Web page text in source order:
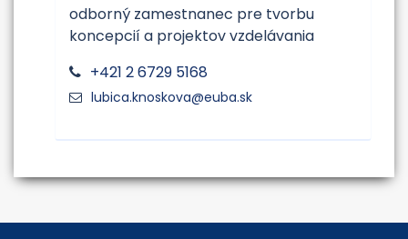
odborný zamestnanec pre tvorbu
koncepcií a projektov vzdelávania
+421 2 6729 5168